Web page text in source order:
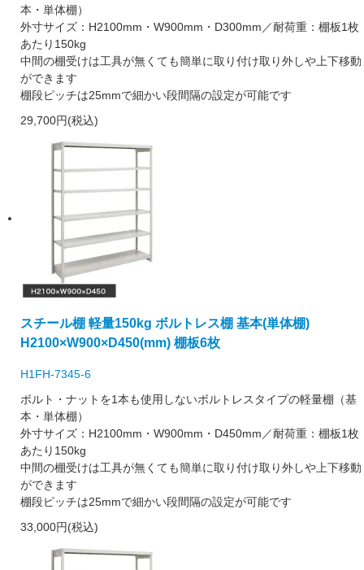
本・単体棚）
外寸サイズ：H2100mm・W900mm・D300mm／耐荷重：棚板1枚
あたり150kg
中間の棚受けは工具が無くても簡単に取り付け取り外しや上下移動
ができます
棚段ピッチは25mmで細かい段間隔の設定が可能です
29,700円(税込)
スチール棚 軽量150kg ボルトレス棚 基本(単体棚)
H2100×W900×D450(mm) 棚板6枚
H1FH-7345-6
ボルト・ナットを1本も使用しないボルトレスタイプの軽量棚（基
本・単体棚）
外寸サイズ：H2100mm・W900mm・D450mm／耐荷重：棚板1枚
あたり150kg
中間の棚受けは工具が無くても簡単に取り付け取り外しや上下移動
ができます
棚段ピッチは25mmで細かい段間隔の設定が可能です
33,000円(税込)